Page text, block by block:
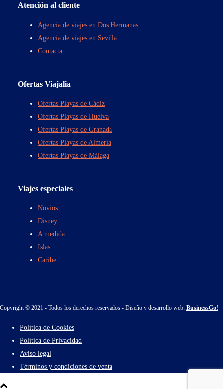
Atención al cliente
Agencia de viajes en Dos Hermanas
Agencia de viajes en Sevilla
Contacta
Ofertas Viajalia
Ofertas Playas de Cádiz
Ofertas Playas de Huelva
Ofertas Playas de Granada
Ofertas Playas de Almería
Ofertas Playas de Málaga
Viajes especiales
Novios
Disney
A medida
Islas
Caribe
Copyright © 2021 - Todos los derechos reservados - Diseño y desarrollo web: BusinessGo!
Política de Cookies
Política de Privacidad
Aviso legal
Términos y condiciones de venta